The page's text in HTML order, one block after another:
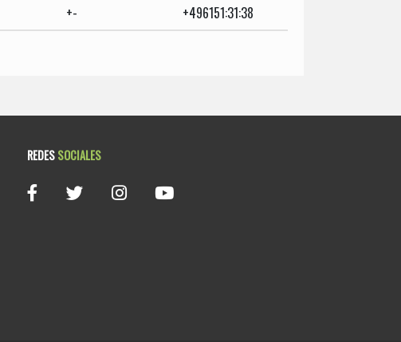
+- +496151:31:38
REDESSOCIALES